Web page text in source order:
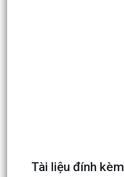
Tài liệu đính kèm